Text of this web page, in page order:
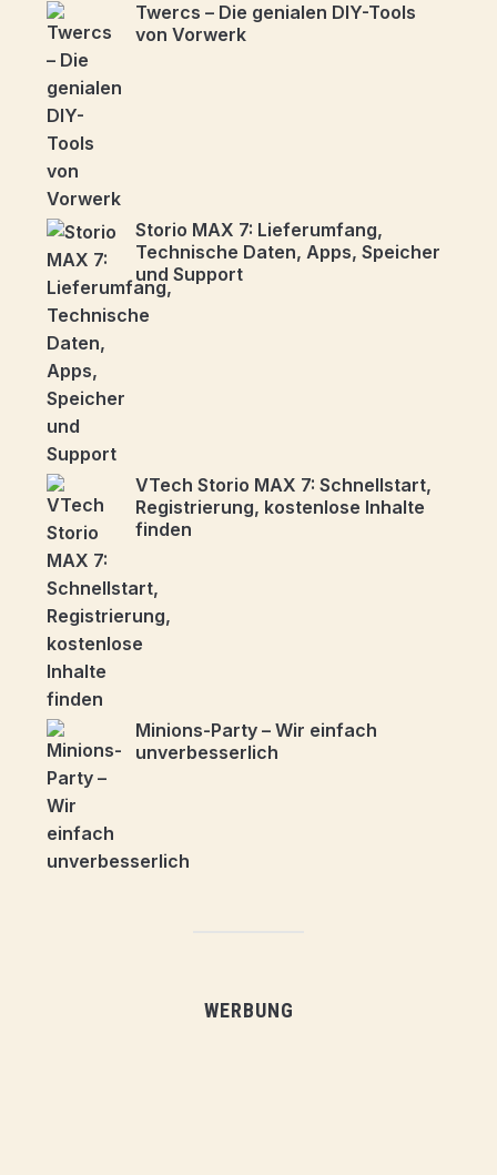
Twercs – Die genialen DIY-Tools
von Vorwerk
Storio MAX 7: Lieferumfang,
Technische Daten, Apps, Speicher
und Support
VTech Storio MAX 7: Schnellstart,
Registrierung, kostenlose Inhalte
finden
Minions-Party – Wir einfach
unverbesserlich
WERBUNG